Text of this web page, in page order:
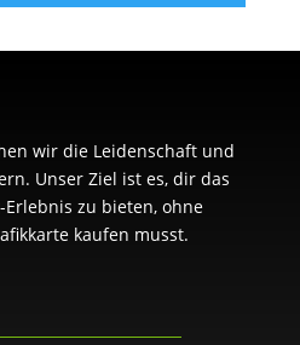
wir die Leidenschaft und
Unser Ziel ist es, dir das
zu bieten, ohne
kaufen musst.